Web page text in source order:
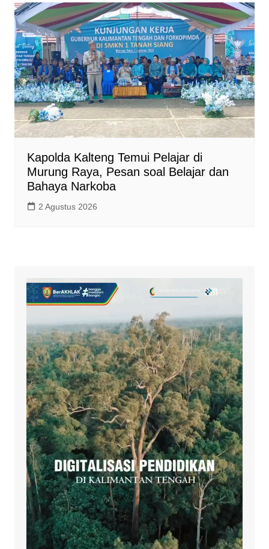
Kapolda Kalteng Temui Pelajar di
Murung Raya, Pesan soal Belajar dan
Bahaya Narkoba
2 Agustus 2026